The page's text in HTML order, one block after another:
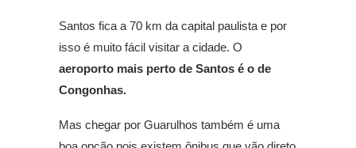
Santos fica a 70 km da capital paulista e por
isso é muito fácil visitar a cidade. O
aeroporto mais perto de Santos é o de
Congonhas.
Mas chegar por Guarulhos também é uma